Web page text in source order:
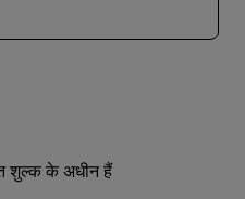
शुल्क के अधीन हैं